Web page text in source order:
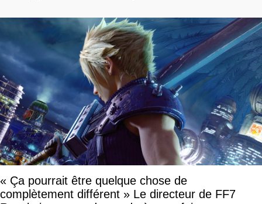
« Ça pourrait être quelque chose de
complètement différent » Le directeur de FF7